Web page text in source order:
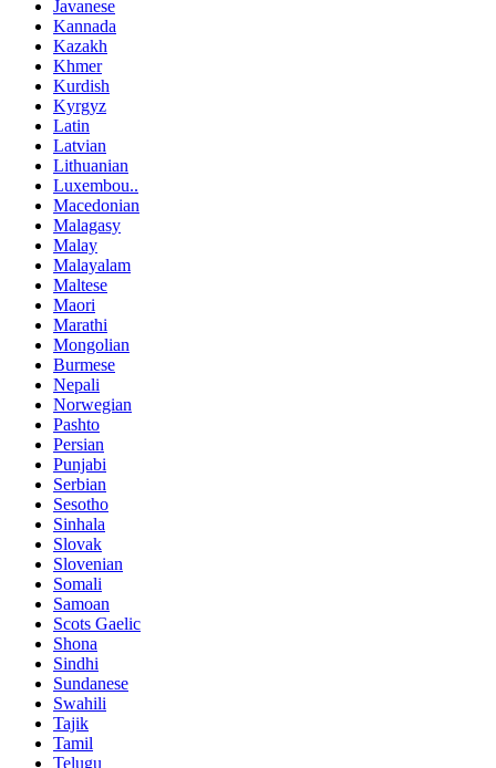
Javanese
Kannada
Kazakh
Khmer
Kurdish
Kyrgyz
Latin
Latvian
Lithuanian
Luxembou..
Macedonian
Malagasy
Malay
Malayalam
Maltese
Maori
Marathi
Mongolian
Burmese
Nepali
Norwegian
Pashto
Persian
Punjabi
Serbian
Sesotho
Sinhala
Slovak
Slovenian
Somali
Samoan
Scots Gaelic
Shona
Sindhi
Sundanese
Swahili
Tajik
Tamil
Telugu